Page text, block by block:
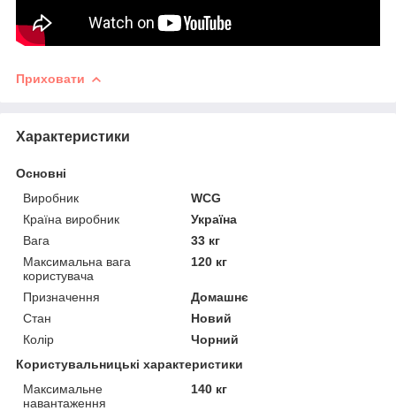
Приховати
Характеристики
Основні
Виробник
WCG
Країна виробник
Україна
Вага
33 кг
Максимальна вага
користувача
120 кг
Призначення
Домашнє
Стан
Новий
Колір
Чорний
Користувальницькі характеристики
Максимальне
навантаження
140 кг